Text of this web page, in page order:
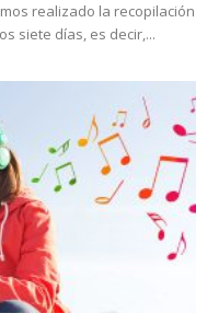
realizado la recopilación
siete días, es decir,...